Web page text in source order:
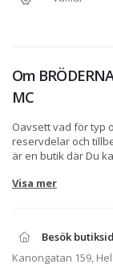
Om
MC
Oavsett vad för typ
reservdelar och
är en butik där Du
intresse
Butiken har ett
Visa mer
Besök
Kanongatan 159,